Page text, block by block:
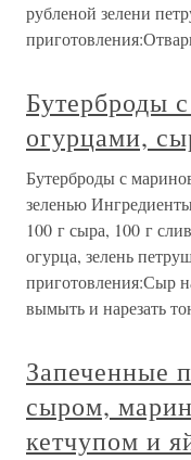
рубленой зелени
Бутерброды
огурцами,
Бутерброды с
зеленью
100 г сыра, 100 г
огурца, зелень
приготовления:Сыр
вымыть и нарезать
Запеченные
сыром,
кетчупом и